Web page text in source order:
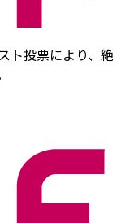
ト投票により、絶